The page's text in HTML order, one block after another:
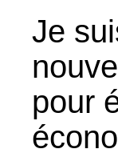
Je
pour